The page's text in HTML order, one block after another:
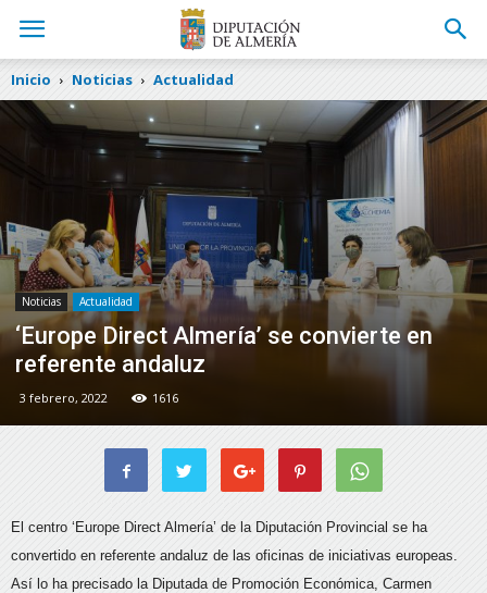
Inicio Noticias Actualidad
Noticias Actualidad
‘Europe Direct Almería’ se convierte en
referente andaluz
3 febrero, 2022 1616
El centro ‘Europe Direct Almería’ de la Diputación Provincial se ha
convertido en referente andaluz de las oficinas de iniciativas europeas.
Así lo ha precisado la Diputada de Promoción Económica, Carmen